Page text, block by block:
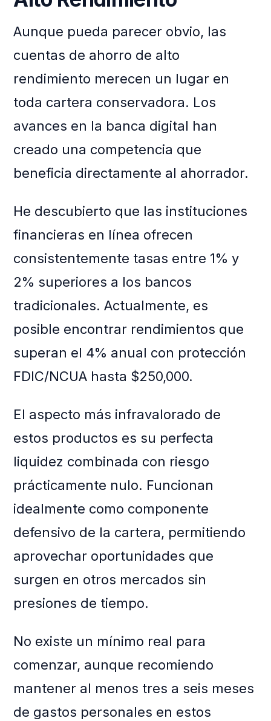
Aunque pueda parecer obvio, las
cuentas de ahorro de alto
rendimiento merecen un lugar en
toda cartera conservadora. Los
avances en la banca digital han
creado una competencia que
beneficia directamente al ahorrador.
He descubierto que las instituciones
financieras en línea ofrecen
consistentemente tasas entre 1% y
2% superiores a los bancos
tradicionales. Actualmente, es
posible encontrar rendimientos que
superan el 4% anual con protección
FDIC/NCUA hasta $250,000.
El aspecto más infravalorado de
estos productos es su perfecta
liquidez combinada con riesgo
prácticamente nulo. Funcionan
idealmente como componente
defensivo de la cartera, permitiendo
aprovechar oportunidades que
surgen en otros mercados sin
presiones de tiempo.
No existe un mínimo real para
comenzar, aunque recomiendo
mantener al menos tres a seis meses
de gastos personales en estos